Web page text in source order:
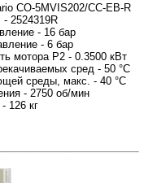
CO-5MVIS202/CC-EB-R
- 2524319R
- 16 бар
- 6 бар
мотора P2 - 0.3500 кВт
сред - 50 °C
среды, макс. - 40 °C
- 2750 об/мин
126 кг